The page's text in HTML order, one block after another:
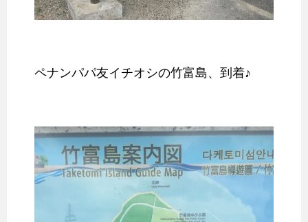
ペナンパパ友イチオシの竹富島、到着♪